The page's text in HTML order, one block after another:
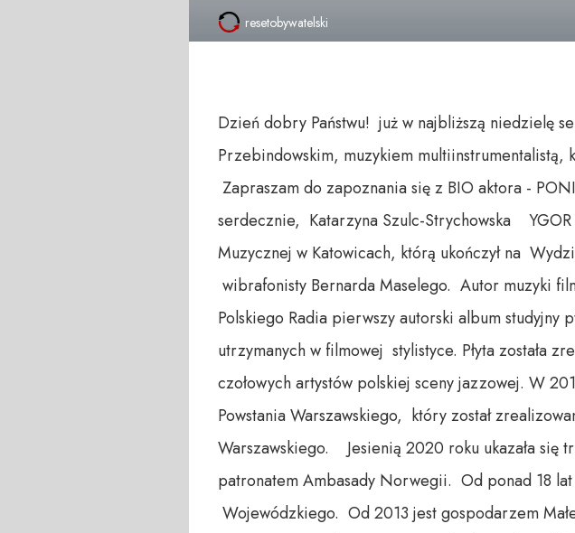
resetobywatelski
Dzień dobry Państwu! już w najbliższą niedzielę
Przebindowskim, muzykiem
Zapraszam do zapoznania się z BIO aktora -
serdecznie, Katarzyna Szulc-Strychowska
Muzycznej w Katowicach, którą ukończył na
wibrafonisty Bernarda Maselego. Autor muzyki
Polskiego Radia pierwszy autorski album
utrzymanych w filmowej stylistyce. Płyta została
czołowych artystów polskiej sceny jazzowej. W
Powstania Warszawskiego, który został
Warszawskiego. Jesienią 2020 roku ukazała się
patronatem Ambasady Norwegii. Od ponad 18
Wojewódzkiego. Od 2013 jest gospodarzem